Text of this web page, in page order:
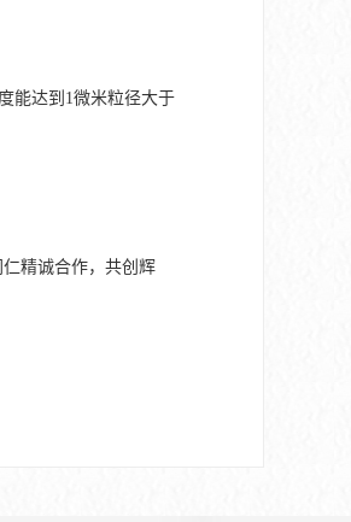
能达到1微米粒径大于
精诚合作，共创辉